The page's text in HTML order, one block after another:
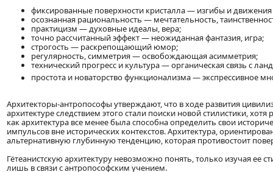
фиксированные поверхности кристалла — изгибы и движения
осознанная рациональность — мечтательность,
практицизм — духовные идеалы, вера;
точно рассчитанный эффект — неожиданная фантазия, игра;
строгость — раскрепощающий юмор;
регулярность, симметрия — освобождающая асимметрия;
технический прогресс и культура — органическая связь с
простота и новаторство функционализма — экспрессивное
Архитекторы-антропософы утверждают, что в ходе развития
архитектуре следствием этого стали поиски новой стилистики,
как архитектура все менее была способна определить свои
импульсов вне исторических контекстов. Архитектура,
альтернативную глубинную тенденцию, которая противостоит
Гётеанистскую архитектуру невозможно понять, только изучая ее
лишь в связи с антропософским учением.